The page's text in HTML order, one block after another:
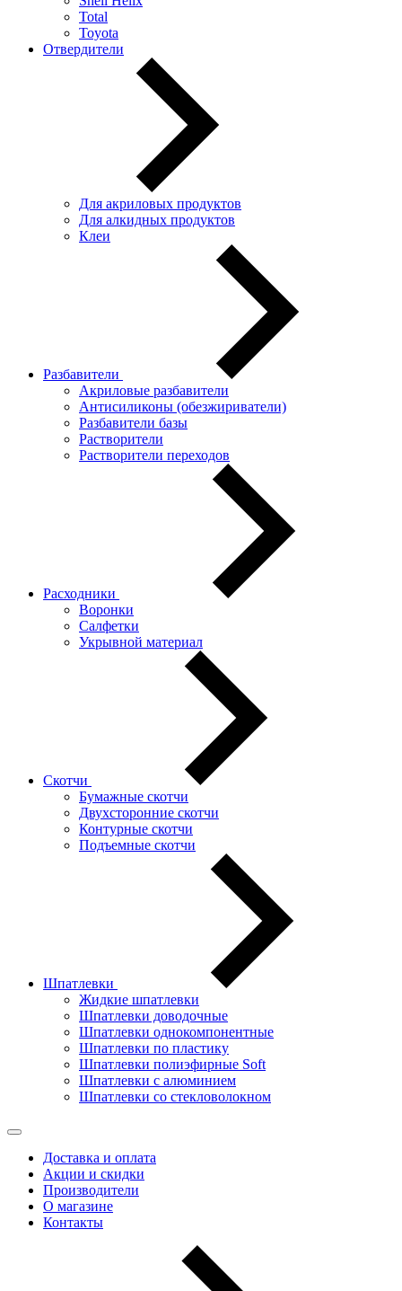
Total
Toyota
Отвердители
Для акриловых продуктов
Для алкидных продуктов
Клеи
Разбавители
Акриловые разбавители
Антисиликоны (обезжириватели)
Разбавители базы
Растворители
Растворители переходов
Расходники
Воронки
Салфетки
Укрывной материал
Скотчи
Бумажные скотчи
Двухсторонние скотчи
Контурные скотчи
Подъемные скотчи
Шпатлевки
Жидкие шпатлевки
Шпатлевки доводочные
Шпатлевки однокомпонентные
Шпатлевки по пластику
Шпатлевки полиэфирные Soft
Шпатлевки с алюминием
Шпатлевки со стекловолокном
Доставка и оплата
Акции и скидки
Производители
О магазине
Контакты